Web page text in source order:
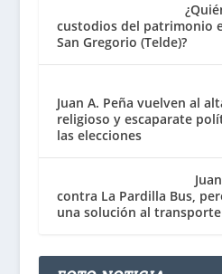
custodios del patrimonio
San Gregorio (Telde)?
Juan A. Peña vuelven al
religioso y escaparate
las elecciones
contra La Pardilla Bus,
una solución al